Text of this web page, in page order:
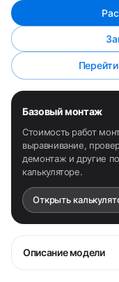
Базовый монтаж
Стоимость работ
выравнивание,
демонтаж и другие
калькуляторе.
Открыть
Описание модели